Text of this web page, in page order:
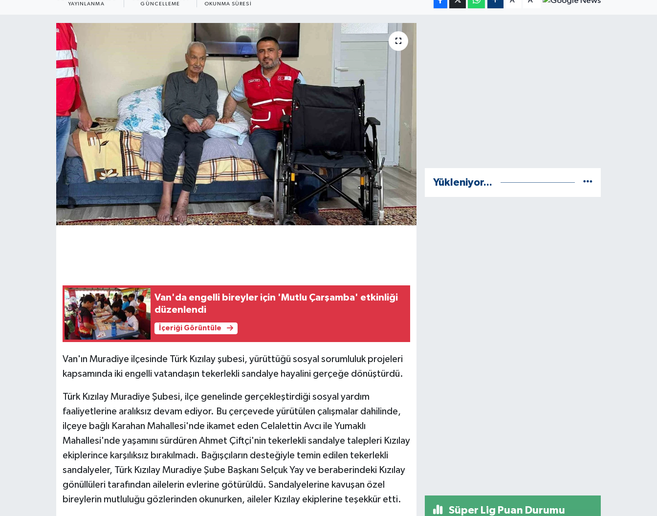
YAYINLANMA GÜNCELLEME OKUNMA SÜRESI
Van'da engelli bireyler için 'Mutlu Çarşamba' etkinliği
düzenlendi
İçeriği Görüntüle
Van'ın Muradiye ilçesinde Türk Kızılay şubesi, yürüttüğü sosyal sorumluluk projeleri
kapsamında iki engelli vatandaşın tekerlekli sandalye hayalini gerçeğe dönüştürdü.
Türk Kızılay Muradiye Şubesi, ilçe genelinde gerçekleştirdiği sosyal yardım
faaliyetlerine aralıksız devam ediyor. Bu çerçevede yürütülen çalışmalar dahilinde,
ilçeye bağlı Karahan Mahallesi'nde ikamet eden Celalettin Avcı ile Yumaklı
Mahallesi'nde yaşamını sürdüren Ahmet Çiftçi'nin tekerlekli sandalye talepleri Kızılay
ekiplerince karşılıksız bırakılmadı. Bağışçıların desteğiyle temin edilen tekerlekli
sandalyeler, Türk Kızılay Muradiye Şube Başkanı Selçuk Yay ve beraberindeki Kızılay
gönüllüleri tarafından ailelerin evlerine götürüldü. Sandalyelerine kavuşan özel
bireylerin mutluluğu gözlerinden okunurken, aileler Kızılay ekiplerine teşekkür etti.
Yükleniyor...
Süper Lig Puan Durumu
Dış Haberler
EKONOMİ
English News
Flaş Haber
Gayrimenkul
HABERDE İNSAN
Jandarma
KÜLTÜR SANAT
Otomobil